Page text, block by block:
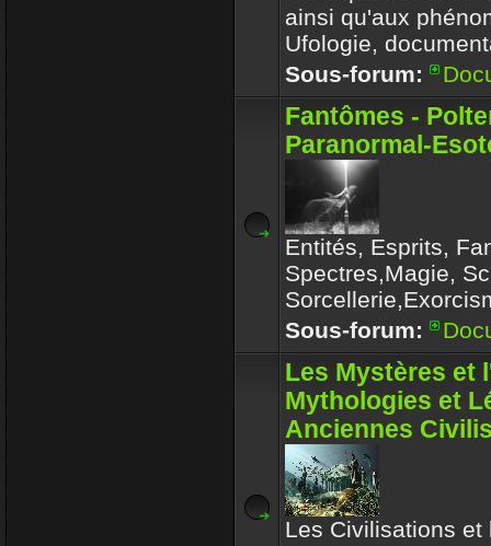
ainsi qu'aux
Ufologie,
Sous-forum:
Fantômes -
Paranormal-
Entités, Esprits,
Spectres,Magie,
Sous-forum:
Les Mystères et
Mythologies et
Anciennes
Les Civilisations